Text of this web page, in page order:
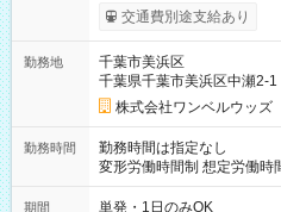
給！ ※往復500円以内の方は自己負
（規定あり） ┗働いたその
なし
交通費別途支給あり
勤務地
千葉市美浜区
千葉県千葉市美浜区中瀬2-1
株式会社ワンベルウッズ
勤務時間
勤務時間は指定なし
変形労働時間制 想定労働時間160時間/月
19：00
期間 単発・1日のみOK